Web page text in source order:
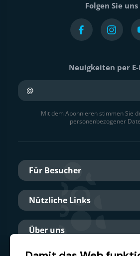
Folgen Sie uns
Neuigkeiten per
Mit dem Abonnieren stimmen Sie
personenbezogener
Für Besucher
Nützliche Links
Über uns